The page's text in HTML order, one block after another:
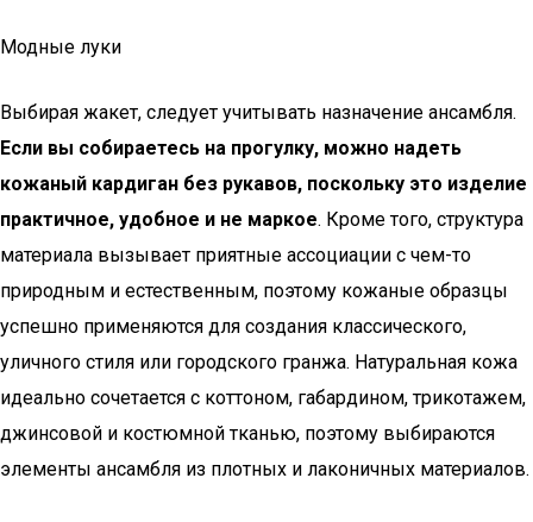
Модные луки
Выбирая жакет, следует учитывать назначение ансамбля.
Если вы собираетесь на прогулку, можно надеть
кожаный кардиган без рукавов, поскольку это изделие
практичное, удобное и не маркое. Кроме того, структура
материала вызывает приятные ассоциации с чем-то
природным и естественным, поэтому кожаные образцы
успешно применяются для создания классического,
уличного стиля или городского гранжа. Натуральная кожа
идеально сочетается с коттоном, габардином, трикотажем,
джинсовой и костюмной тканью, поэтому выбираются
элементы ансамбля из плотных и лаконичных материалов.